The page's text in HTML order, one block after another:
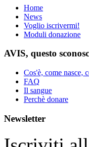
Home
News
Voglio iscrivermi!
Moduli donazione
AVIS, questo
Cos'è, come nasce,
FAQ
Il sangue
Perchè donare
Newsletter